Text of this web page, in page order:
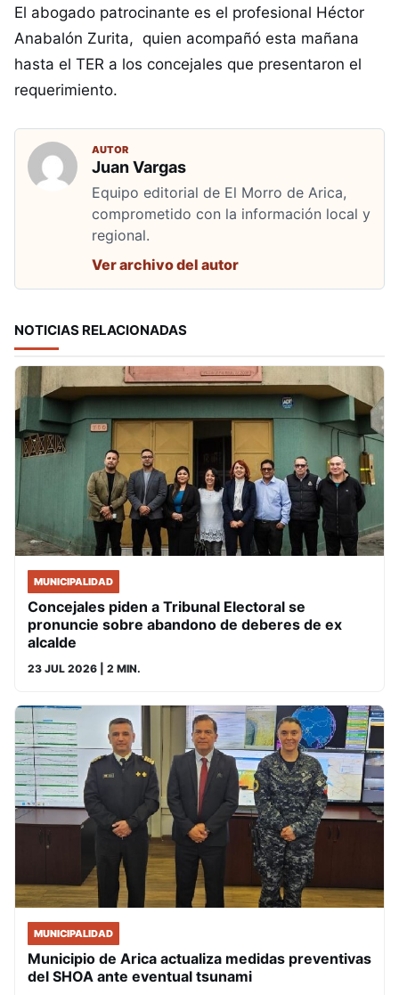
El abogado patrocinante es el profesional Héctor
Anabalón Zurita, quien acompañó esta mañana
hasta el TER a los concejales que presentaron el
requerimiento.
AUTOR
Juan Vargas
Equipo editorial de El Morro de Arica,
comprometido con la información local y
regional.
Ver archivo del autor
NOTICIAS RELACIONADAS
MUNICIPALIDAD
Concejales piden a Tribunal Electoral se
pronuncie sobre abandono de deberes de ex
alcalde
23 JUL 2026 | 2 MIN.
MUNICIPALIDAD
Municipio de Arica actualiza medidas preventivas
del SHOA ante eventual tsunami